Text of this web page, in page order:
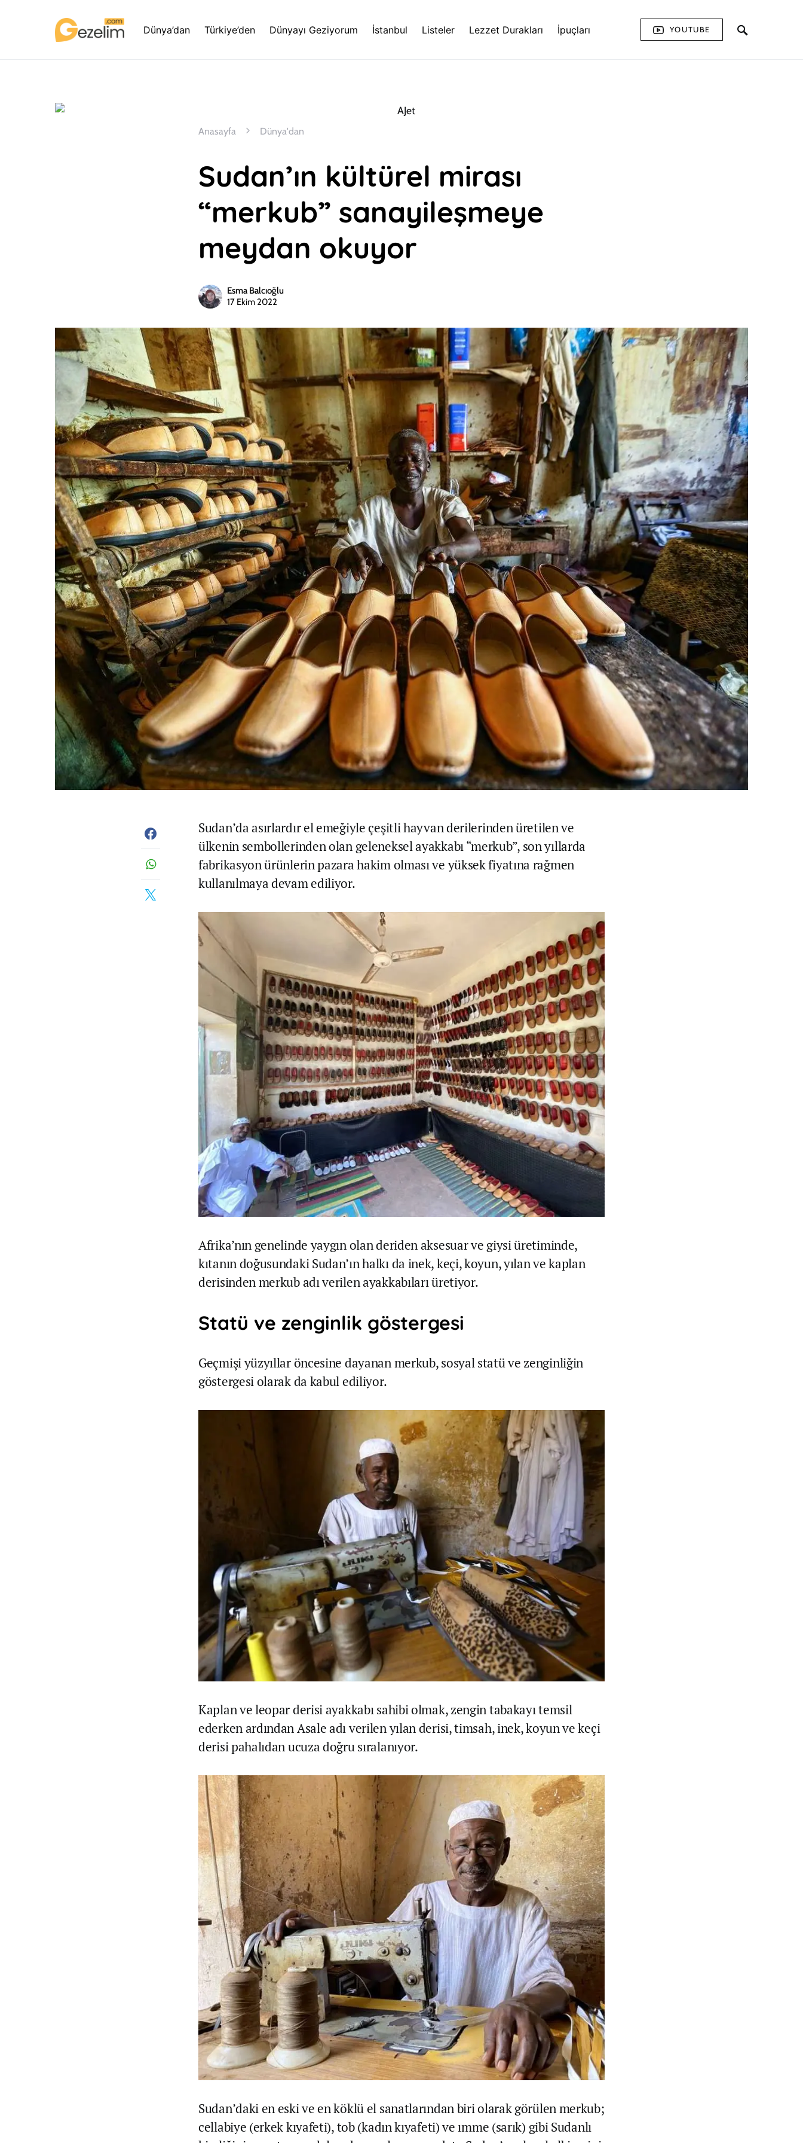
Dünya’dan Türkiye’den Dünyayı Geziyorum İstanbul Listeler Lezzet Durakları İpuçları YOUTUBE
Anasayfa Dünya'dan
Sudan’ın kültürel mirası
“merkub” sanayileşmeye
meydan okuyor
Esma Balcıoğlu
17 Ekim 2022
Sudan’da asırlardır el emeğiyle çeşitli hayvan derilerinden üretilen ve
ülkenin sembollerinden olan geleneksel ayakkabı “merkub”, son yıllarda
fabrikasyon ürünlerin pazara hakim olması ve yüksek fiyatına rağmen
kullanılmaya devam ediliyor.
Afrika’nın genelinde yaygın olan deriden aksesuar ve giysi üretiminde,
kıtanın doğusundaki Sudan’ın halkı da inek, keçi, koyun, yılan ve kaplan
derisinden merkub adı verilen ayakkabıları üretiyor.
Statü ve zenginlik göstergesi
Geçmişi yüzyıllar öncesine dayanan merkub, sosyal statü ve zenginliğin
göstergesi olarak da kabul ediliyor.
Kaplan ve leopar derisi ayakkabı sahibi olmak, zengin tabakayı temsil
ederken ardından Asale adı verilen yılan derisi, timsah, inek, koyun ve keçi
derisi pahalıdan ucuza doğru sıralanıyor.
Sudan’daki en eski ve en köklü el sanatlarından biri olarak görülen merkub;
cellabiye (erkek kıyafeti), tob (kadın kıyafeti) ve ımme (sarık) gibi Sudanlı